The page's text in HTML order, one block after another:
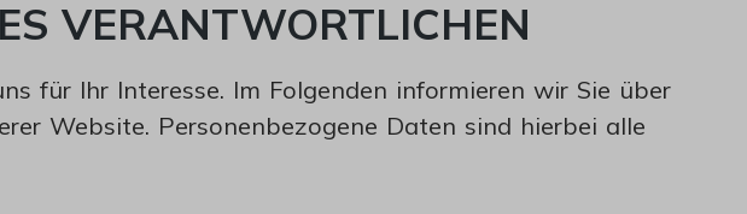
VERANTWORTLICHEN
für Ihr Interesse. Im Folgenden informieren wir Sie über
Website. Personenbezogene Daten sind hierbei alle